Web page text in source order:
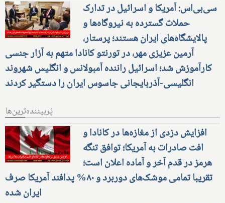
سی‌بی‌اس: آمریکا و اسرائیل در تدارک
حملات گسترده به نیروگاه‌ها و
پالایشگاه‌های ایران هستند؛ پرستار،
آرمین عزیزی مهر، در تورنتو کانادا متهم به آزار جنسی
کارآموزش شد؛ اسرائیل راننده آمبولانس و انگلیس شهروند
انگلیسی-آذربایجانی جاسوس ایران را دستگیر کردند
پُربیننده‌ترین‌ها
افزایش دزدی از مغازه‌ها در کانادا و
افت صادرات به آمریکا؛ توافق تنگه
هرمز در قدم آخر و آماده اعلان است؛
تقریبا تمامی موشک‌های دوربرد و ۸۰% پدافند آمریکا صرف
ایران شده